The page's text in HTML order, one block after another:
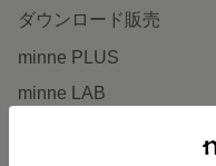
ダウンロード販売
minne PLUS
minne LAB